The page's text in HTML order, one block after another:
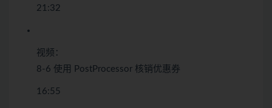
21:32
视频：
8-6 使用 PostProcessor 核销优惠券
16:55